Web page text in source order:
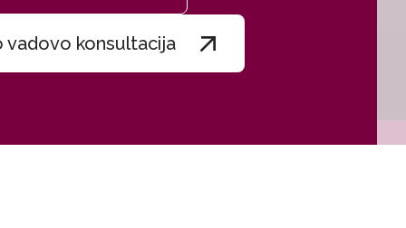
vadovo konsultacija